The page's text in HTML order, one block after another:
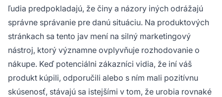
ľudia predpokladajú, že činy a názory iných odrážajú
správne správanie pre danú situáciu. Na produktových
stránkach sa tento jav mení na silný marketingový
nástroj, ktorý významne ovplyvňuje rozhodovanie o
nákupe. Keď potenciálni zákazníci vidia, že iní váš
produkt kúpili, odporučili alebo s ním mali pozitívnu
skúsenosť, stávajú sa istejšími v tom, že urobia rovnaké